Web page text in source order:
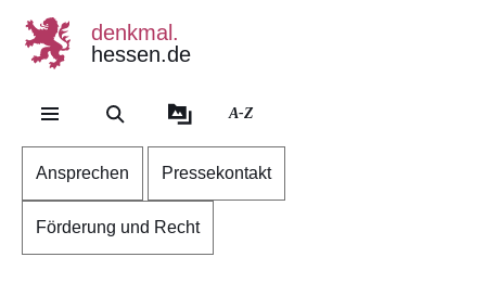
denkmal.
hessen.de
A-Z
Ansprechen Pressekontakt
Förderung und Recht